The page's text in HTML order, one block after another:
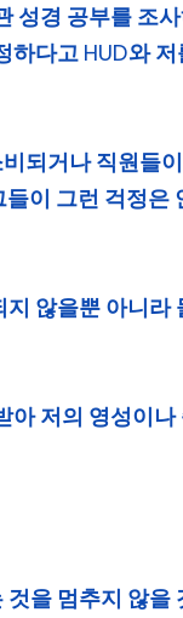
성경 공부를 조
다고 HUD와
되거나 직원들
이 그런 걱정은
않을뿐 아니라
아 저의 영성이
을 멈추지 않을